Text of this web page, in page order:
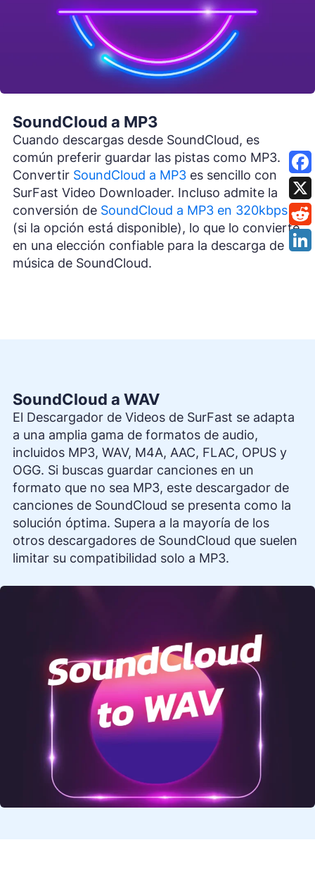
SoundCloud a MP3
Cuando descargas desde SoundCloud, es
común preferir guardar las pistas como MP3.
Convertir SoundCloud a MP3 es sencillo con
SurFast Video Downloader. Incluso admite la
conversión de SoundCloud a MP3 en 320kbps
(si la opción está disponible), lo que lo convierte
en una elección confiable para la descarga de
música de SoundCloud.
SoundCloud a WAV
El Descargador de Videos de SurFast se adapta
a una amplia gama de formatos de audio,
incluidos MP3, WAV, M4A, AAC, FLAC, OPUS y
OGG. Si buscas guardar canciones en un
formato que no sea MP3, este descargador de
canciones de SoundCloud se presenta como la
solución óptima. Supera a la mayoría de los
otros descargadores de SoundCloud que suelen
limitar su compatibilidad solo a MP3.